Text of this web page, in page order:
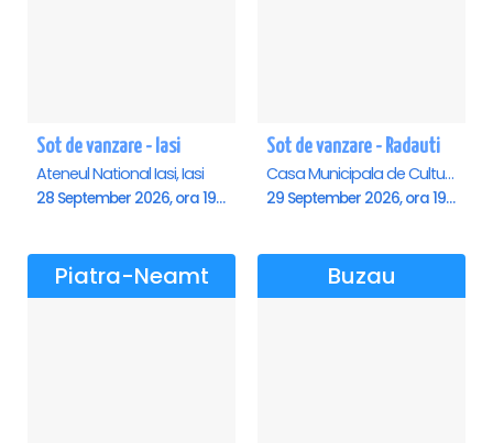
Sot de vanzare - Iasi
Ateneul National Iasi, Iasi
28 September 2026, ora 19:00
Sot de vanzare - Radauti
Casa Municipala de Cultura, Radauti
29 September 2026, ora 19:00
Piatra-Neamt Buzau